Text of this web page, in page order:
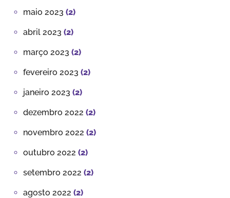
maio 2023 (2)
abril 2023 (2)
março 2023 (2)
fevereiro 2023 (2)
janeiro 2023 (2)
dezembro 2022 (2)
novembro 2022 (2)
outubro 2022 (2)
setembro 2022 (2)
agosto 2022 (2)